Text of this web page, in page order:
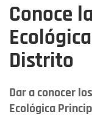
Conoce
Distrito
Dar a conocer
Ecológica